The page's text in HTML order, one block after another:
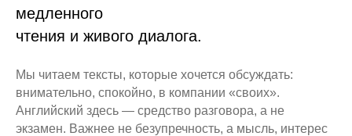
медленного
чтения и живого диалога.
Мы читаем тексты, которые хочется обсуждать:
внимательно, спокойно, в компании «своих».
Английский здесь — средство разговора, а не
экзамен. Важнее не безупречность, а мысль, интерес